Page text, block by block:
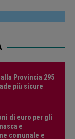
Provincia 295
più sicure
di euro per gli
e
comunale e